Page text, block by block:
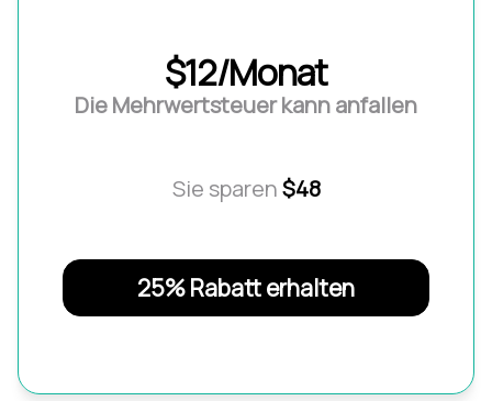
$12/Monat
Die Mehrwertsteuer kann anfallen
Sie sparen$48
25% Rabatt erhalten